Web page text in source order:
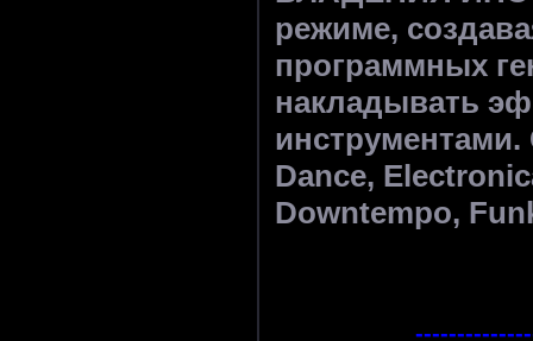
режиме,
программных
накладывать
Dance,
Downtempo,